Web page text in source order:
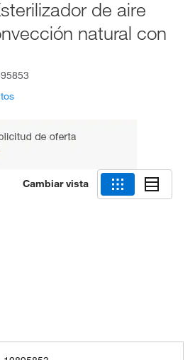
de aire
natural con
Cambiar vista